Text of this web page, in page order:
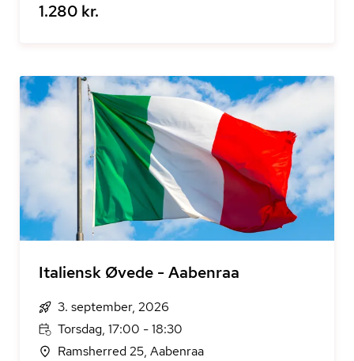
1.280 kr.
Italiensk Øvede - Aabenraa
3. september, 2026
Torsdag, 17:00 - 18:30
Ramsherred 25, Aabenraa